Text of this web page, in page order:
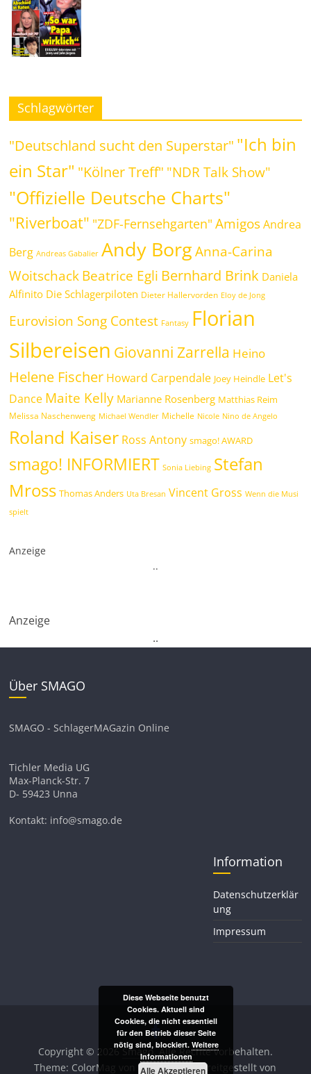
Schlagwörter
"Deutschland sucht den Superstar" "Ich bin
ein Star" "Kölner Treff" "NDR Talk Show"
"Offizielle Deutsche Charts"
"Riverboat" "ZDF-Fernsehgarten" Amigos Andrea
Berg Andreas Gabalier Andy Borg Anna-Carina
WoitschackBeatrice Egli Bernhard Brink Daniela
Alfinito Die Schlagerpiloten Dieter Hallervorden Eloy de Jong
Eurovision Song Contest Fantasy Florian
Silbereisen Giovanni Zarrella Heino
Helene Fischer Howard Carpendale Joey Heindle Let's
Dance Maite Kelly Marianne Rosenberg Matthias Reim
Melissa Naschenweng Michael Wendler Michelle Nicole Nino de Angelo
Roland Kaiser Ross Antony smago! AWARD
smago! INFORMIERT Sonia Liebing Stefan
Mross Thomas Anders Uta Bresan Vincent Gross Wenn die Musi
spielt
Anzeige
..
Anzeige
..
Über SMAGO
SMAGO - SchlagerMAGazin Online
Tichler Media UG
Max-Planck-Str. 7
D- 59423 Unna
Kontakt: info@smago.de
Information
Datenschutzerklär
ung
Impressum
Copyright © 2026Smago. Alle Rechte vorbehalten.
Theme: ColorMag von ThemeGrill. Bereitgestellt von
Diese Webseite benutzt
Cookies. Aktuell sind
Cookies, die nicht essentiell
für den Betrieb dieser Seite
nötig sind, blockiert. Weitere
Informationen
Alle Akzeptieren